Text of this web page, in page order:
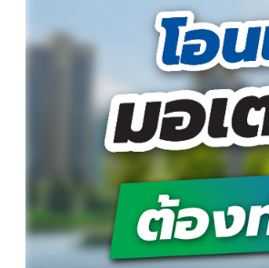
เกี่ยวกับความเป็นส่วนตัวก่อนให้ความยินย
แสดงเจตนา ข้าพเจ้าได้อ่านรายละเอียดจ
ข้อมูล หรือได้รับคำอธิบายจากหน่วยงานถึงวั
เก็บรวบรวม ใช้หรือเปิดเผยข้อมูลส่วนบุคค
ข้อมูลส่วนบุคคล”) และมีความเข้าใจดีแล้ว ข้
ยินยอมหรือปฏิเสธไม่ให้ความยินยอมในเอก
สมัครใจ ปราศจากการบังคับหรือชักจูง และ
ข้าพเจ้าสามารถถอนความยินยอมนี้เสียเมื่อ
กรณีมีข้อจำกัดสิทธิตามกฎหมายหรือยังมี
ข้าพเจ้ากับสถาบันที่ให้ประโยชน์แก่ข้าพเจ้
ประสงค์จะไม่ให้ความยินยอม ข้าพเจ้าเข้าใจแ
ไม่ให้ความยินยอมจะมีผลทำให้ข้าพเจ้า (เช่
ความสะดวกในการใช้บริการน้อยลง หรือข้า
ถึงฟังก์ชันการใช้งานบางอย่างได้ เป็นต้น)
ว่าการถอนความยินยอมดังกล่าว ไม่มีผลกร
ผลข้อมูลส่วนบุคคลที่ได้ดำเนินการเสร็จสิ้น
ความยินยอม โดยข้าพเจ้าให้ถือเอาการกดเลือ
ยินยอม” ในช่องสนทนา เป็นการแสดงเจต